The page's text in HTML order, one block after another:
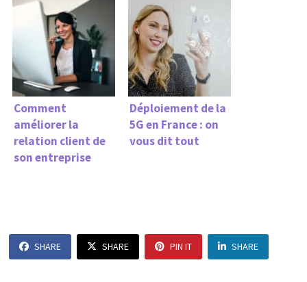
Comment
améliorer la
relation client de
son entreprise
Déploiement de la
5G en France : on
vous dit tout
SHARE SHARE PIN IT SHARE